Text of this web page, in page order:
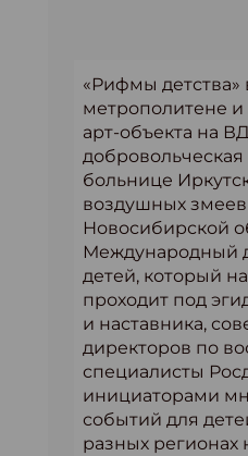
«Рифмы детства»
метрополитене и
арт-объекта на
добровольческая
больнице
воздушных змеев
Новосибирской
Международный
детей, который на
проходит под
и наставника,
директоров по
специалисты
инициаторами
событий для
разных регионах